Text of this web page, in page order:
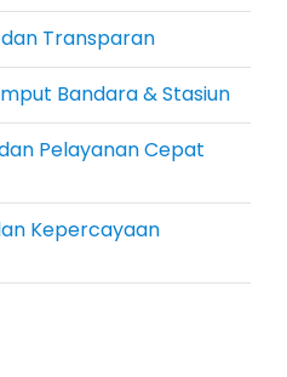
Beragam
Cocok digunakan
murah saat
kunjungan kerja tim
wisata religi.
dengan sopir
Transparan
Bandara & Stasiun
Pelayanan Cepat
Kepercayaan